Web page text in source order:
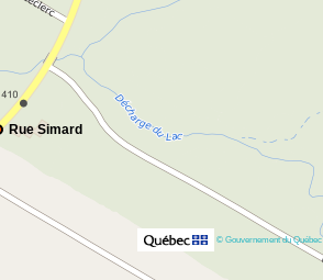
Rue Simard
© Gouvernement du Québec